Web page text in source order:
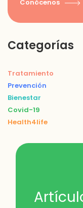
Conócenos
Categorías
Tratamiento
Prevención
Bienestar
Covid-19
Health4life